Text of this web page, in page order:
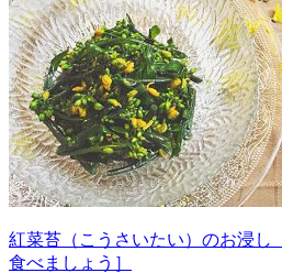
紅菜苔（こうさいたい）のお浸
食べましょう］